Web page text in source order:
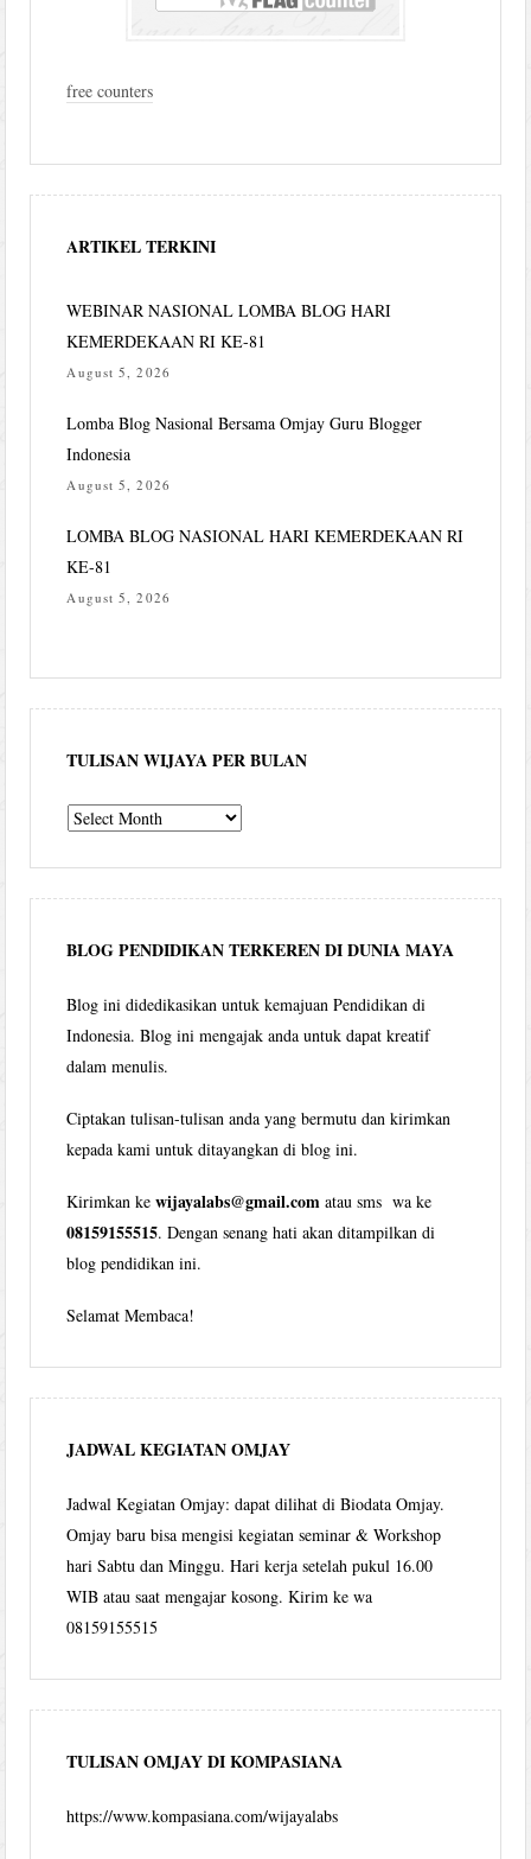
free counters
ARTIKEL TERKINI
WEBINAR NASIONAL LOMBA BLOG HARI
KEMERDEKAAN RI KE-81
August 5, 2026
Lomba Blog Nasional Bersama Omjay Guru Blogger
Indonesia
August 5, 2026
LOMBA BLOG NASIONAL HARI KEMERDEKAAN RI
KE-81
August 5, 2026
TULISAN WIJAYA PER BULAN
Tulisan
per
bulan
BLOG PENDIDIKAN TERKEREN DI DUNIA MAYA
Blog ini didedikasikan untuk kemajuan Pendidikan di
Indonesia. Blog ini mengajak anda untuk dapat kreatif
dalam menulis.
Ciptakan tulisan-tulisan anda yang bermutu dan kirimkan
kepada kami untuk ditayangkan di blog ini.
Kirimkan kewijayalabs@gmail.com atau sms wa ke
08159155515. Dengan senang hati akan ditampilkan di
blog pendidikan ini.
Selamat Membaca!
JADWAL KEGIATAN OMJAY
Jadwal Kegiatan Omjay: dapat dilihat di Biodata Omjay.
Omjay baru bisa mengisi kegiatan seminar & Workshop
hari Sabtu dan Minggu. Hari kerja setelah pukul 16.00
WIB atau saat mengajar kosong. Kirim ke wa
08159155515
TULISAN OMJAY DI KOMPASIANA
https://www.kompasiana.com/wijayalabs